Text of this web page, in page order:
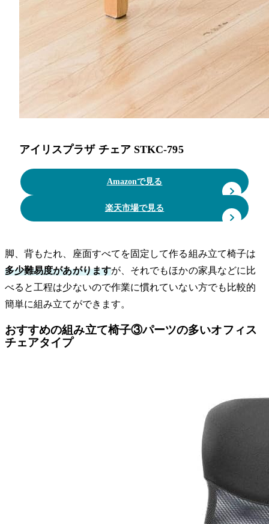
アイリスプラザ チェア STKC-795
Amazonで見る
楽天市場で見る
脚、背もたれ、座面すべてを固定して作る組み立て椅子は
多少難易度があがりますが、それでもほかの家具などに比
べると工程は少ないので作業に慣れていない方でも比較的
簡単に組み立てができます。
おすすめの組み立て椅子③パーツの多いオフィス
チェアタイプ